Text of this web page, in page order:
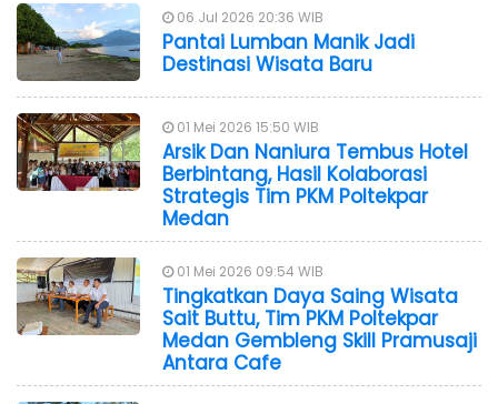
06 Jul 2026 20:36 WIB
Pantai Lumban Manik Jadi
Destinasi Wisata Baru
01 Mei 2026 15:50 WIB
Arsik Dan Naniura Tembus Hotel
Berbintang, Hasil Kolaborasi
Strategis Tim PKM Poltekpar
Medan
01 Mei 2026 09:54 WIB
Tingkatkan Daya Saing Wisata
Sait Buttu, Tim PKM Poltekpar
Medan Gembleng Skill Pramusaji
Antara Cafe